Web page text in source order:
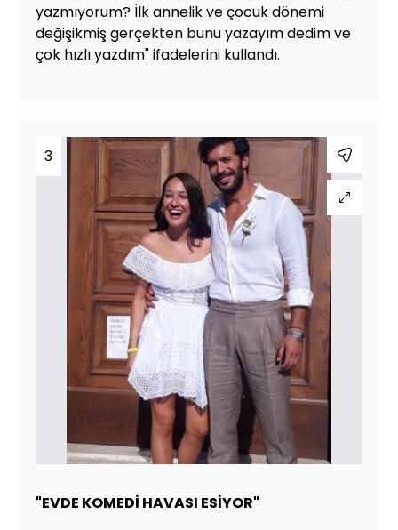
yazmıyorum? İlk annelik ve çocuk dönemi
değişikmiş gerçekten bunu yazayım dedim ve
çok hızlı yazdım" ifadelerini kullandı.
3
"EVDE KOMEDİ HAVASI ESİYOR"